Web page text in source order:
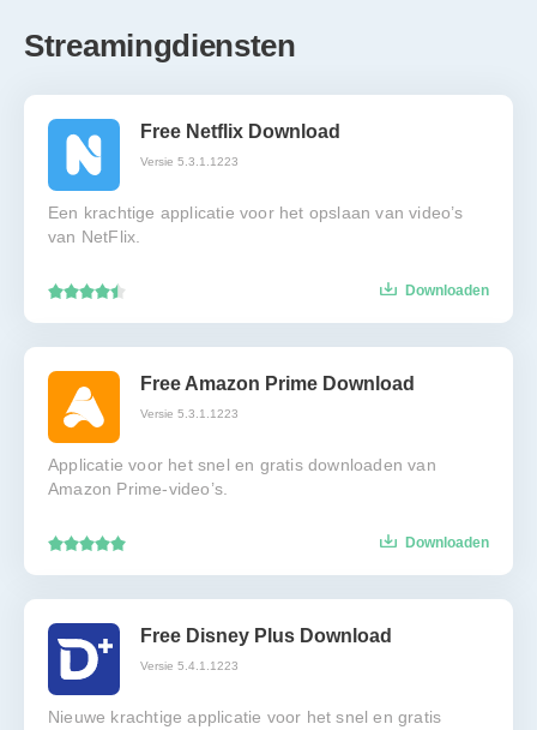
Streamingdiensten
Free Netflix Download
Versie 5.3.1.1223
Een krachtige applicatie voor het opslaan van video’s
van NetFlix.
Downloaden
Free Amazon Prime Download
Versie 5.3.1.1223
Applicatie voor het snel en gratis downloaden van
Amazon Prime-video’s.
Downloaden
Free Disney Plus Download
Versie 5.4.1.1223
Nieuwe krachtige applicatie voor het snel en gratis